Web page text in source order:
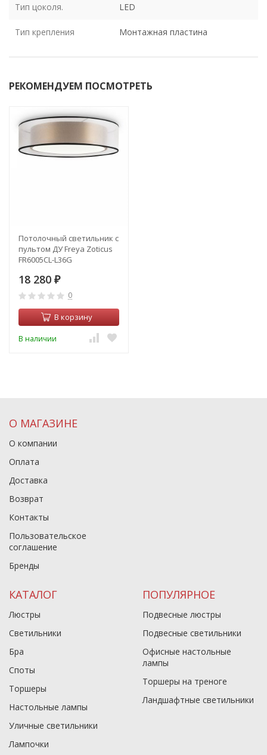
Тип цоколя. LED
Тип крепления Монтажная пластина
РЕКОМЕНДУЕМ ПОСМОТРЕТЬ
Потолочный светильник с
пультом ДУ Freya Zoticus
FR6005CL-L36G
18 280 ₽
0
В корзину
В наличии
О МАГАЗИНЕ
О компании
Оплата
Доставка
Возврат
Контакты
Пользовательское
соглашение
Бренды
КАТАЛОГ
Люстры
Светильники
Бра
Споты
Торшеры
Настольные лампы
Уличные светильники
Лампочки
ПОПУЛЯРНОЕ
Подвесные люстры
Подвесные светильники
Офисные настольные
лампы
Торшеры на треноге
Ландшафтные светильники